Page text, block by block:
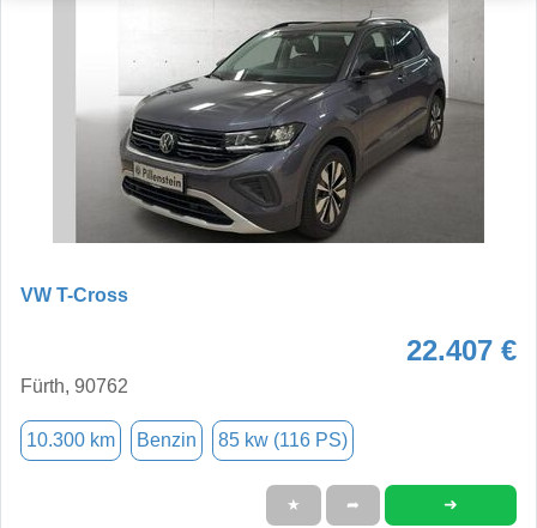
VW T-Cross
22.407 €
Fürth, 90762
10.300 km Benzin 85 kw (116 PS)
★ ➦ ➜